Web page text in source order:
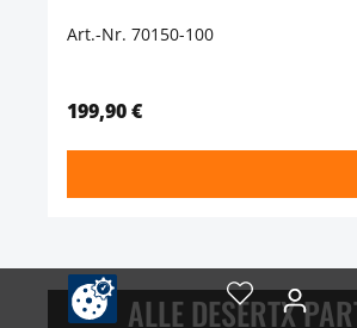
Art.-Nr. 70150-100
199,90 €
ALLE DESERTX